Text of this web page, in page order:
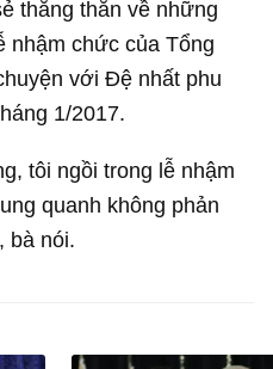
thẳng thắn về những
nhậm chức của Tổng
với Đệ nhất phu
1/2017.
tôi ngồi trong lễ nhậm
quanh không phản
bà nói.